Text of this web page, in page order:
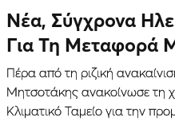
Νέα, Σύγχρονα
Για Τη Μεταφορά
Πέρα από τη ριζική
Μητσοτάκης ανακοίνωσε τη
Κλιματικό Ταμείο για την